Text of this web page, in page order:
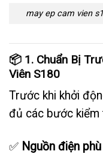
may ep cam vien
📦 1. Chuẩn Bị
Viên S180
Trước khi khởi
đủ các bước kiểm
✅ Nguồn điện